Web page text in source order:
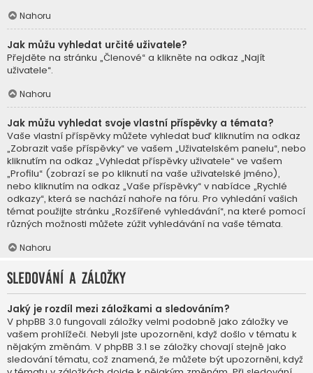
Nahoru
Jak můžu vyhledat určité uživatele?
Přejděte na stránku „Členové“ a klikněte na odkaz „Najít
uživatele“.
Nahoru
Jak můžu vyhledat svoje vlastní příspěvky a témata?
Vaše vlastní příspěvky můžete vyhledat buď kliknutím na odkaz
„Zobrazit vaše příspěvky“ ve vašem „Uživatelském panelu“, nebo
kliknutím na odkaz „Vyhledat příspěvky uživatele“ ve vašem
„Profilu“ (zobrazí se po kliknutí na vaše uživatelské jméno),
nebo kliknutím na odkaz „Vaše příspěvky“ v nabídce „Rychlé
odkazy“, která se nachází nahoře na fóru. Pro vyhledání vašich
témat použijte stránku „Rozšířené vyhledávání“, na které pomocí
různých možnosti můžete zúžit vyhledávání na vaše témata.
Nahoru
Sledování a záložky
Jaký je rozdíl mezi záložkami a sledováním?
V phpBB 3.0 fungovali záložky velmi podobně jako záložky ve
vašem prohlížeči. Nebyli jste upozorněni, když došlo v tématu k
nějakým změnám. V phpBB 3.1 se záložky chovají stejně jako
sledování tématu, což znamená, že můžete být upozorněni, když